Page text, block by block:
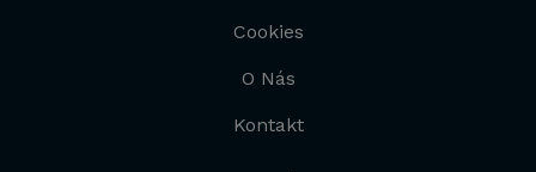
Cookies
O Nás
Kontakt